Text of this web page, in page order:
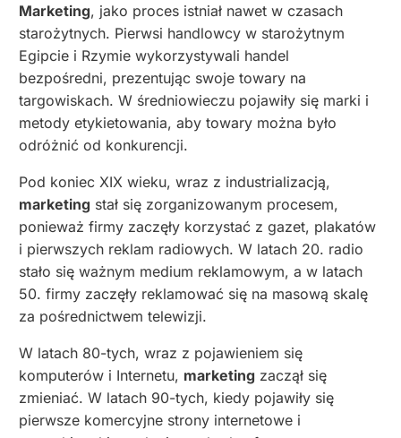
Marketing, jako proces istniał nawet w czasach
starożytnych. Pierwsi handlowcy w starożytnym
Egipcie i Rzymie wykorzystywali handel
bezpośredni, prezentując swoje towary na
targowiskach. W średniowieczu pojawiły się marki i
metody etykietowania, aby towary można było
odróżnić od konkurencji.
Pod koniec XIX wieku, wraz z industrializacją,
marketing stał się zorganizowanym procesem,
ponieważ firmy zaczęły korzystać z gazet, plakatów
i pierwszych reklam radiowych. W latach 20. radio
stało się ważnym medium reklamowym, a w latach
50. firmy zaczęły reklamować się na masową skalę
za pośrednictwem telewizji.
W latach 80-tych, wraz z pojawieniem się
komputerów i Internetu, marketing zaczął się
zmieniać. W latach 90-tych, kiedy pojawiły się
pierwsze komercyjne strony internetowe i